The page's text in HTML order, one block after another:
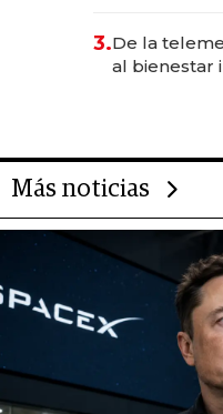
las marcas
3.De la
al bienestar
Más noticias